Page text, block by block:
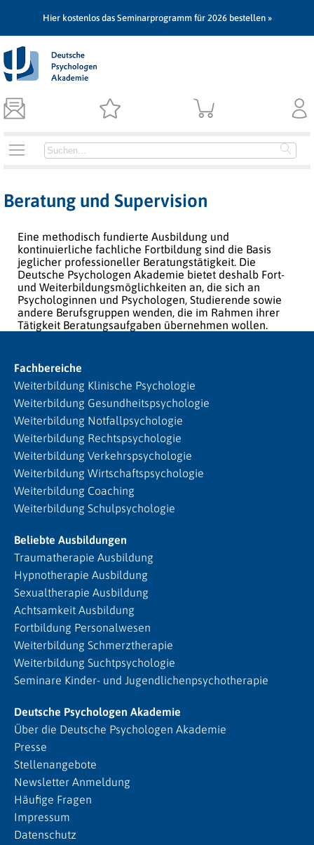
Hier kostenlos das Seminarprogramm für 2026 bestellen »
Beratung und Supervision
Eine methodisch fundierte Ausbildung und
kontinuierliche fachliche Fortbildung sind die Basis
jeglicher professioneller Beratungstätigkeit. Die
Deutsche Psychologen Akademie bietet deshalb Fort-
und Weiterbildungsmöglichkeiten an, die sich an
Psychologinnen und Psychologen, Studierende sowie
andere Berufsgruppen wenden, die im Rahmen ihrer
Tätigkeit Beratungsaufgaben übernehmen wollen.
Fachbereiche
Weiterbildung Klinische Psychologie
Weiterbildung Gesundheitspsychologie
Weiterbildung Notfallpsychologie
Weiterbildung Rechtspsychologie
Weiterbildung Verkehrspsychologie
Weiterbildung Wirtschaftspsychologie
Weiterbildung Coaching
Weiterbildung Schulpsychologie
Beliebte Ausbildungen
Traumatherapie Ausbildung
Hypnotherapie Ausbildung
Sexualtherapie Ausbildung
Achtsamkeit Ausbildung
Fortbildung Personalwesen
Weiterbildung Schmerztherapie
Weiterbildung Suchtpsychologie
Seminare Kinder- und Jugendlichenpsychotherapie
Deutsche Psychologen Akademie
Über die Deutsche Psychologen Akademie
Presse
Stellenangebote
Newsletter Anmeldung
Häufige Fragen
Impressum
Datenschutz